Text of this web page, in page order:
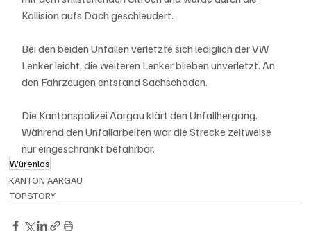
Kollision aufs Dach geschleudert.
Bei den beiden Unfällen verletzte sich lediglich der VW
Lenker leicht, die weiteren Lenker blieben unverletzt. An
den Fahrzeugen entstand Sachschaden.
Die Kantonspolizei Aargau klärt den Unfallhergang.
Während den Unfallarbeiten war die Strecke zeitweise
nur eingeschränkt befahrbar.
Würenlos
KANTON AARGAU
TOPSTORY